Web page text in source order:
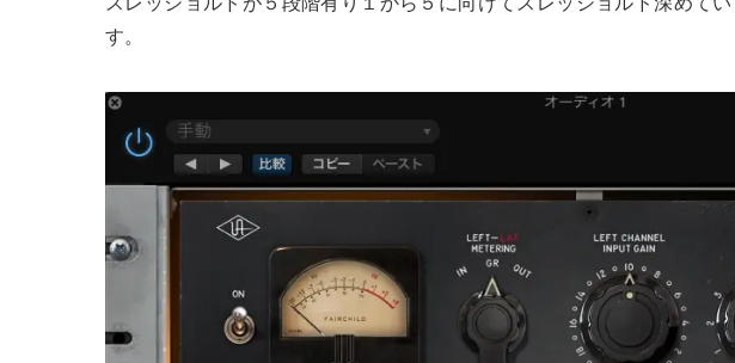
す。